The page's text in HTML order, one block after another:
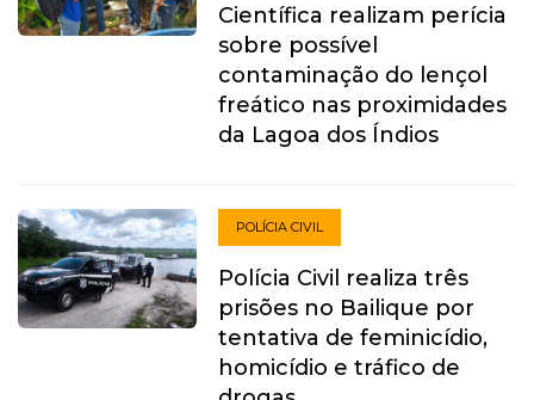
Científica realizam perícia
sobre possível
contaminação do lençol
freático nas proximidades
da Lagoa dos Índios
POLÍCIA CIVIL
Polícia Civil realiza três
prisões no Bailique por
tentativa de feminicídio,
homicídio e tráfico de